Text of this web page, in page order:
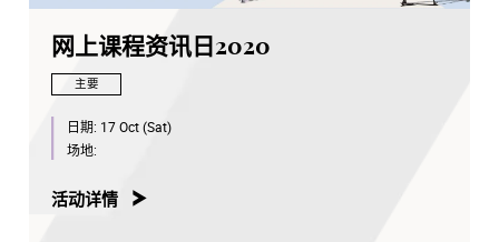
网上课程资讯日2020
主要
日期: 17 Oct (Sat)
场地:
活动详情